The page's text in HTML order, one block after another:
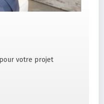
votre projet